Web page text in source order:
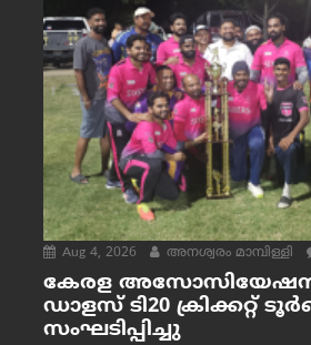
Aug 4, 2026 അനശ്വരം മാമ്പിള്ളി
കേരള
ഡാളസ് ടി20 ക്രിക്കറ്റ്
സംഘടിപ്പിച്ചു